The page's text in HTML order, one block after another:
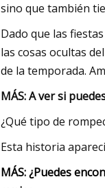
sino que también
Dado que las
las cosas ocultas
de la temporada.
MÁS: A ver si
¿Qué tipo de
Esta historia
MÁS: ¿Puedes